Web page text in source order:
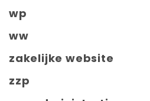
wp
ww
zakelijke website
zzp